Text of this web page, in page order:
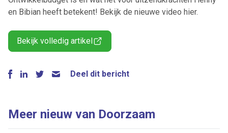
en Bibian heeft betekent! Bekijk de nieuwe video hier.
Bekijk volledig artikel
Deel dit bericht
Meer nieuw van Doorzaam